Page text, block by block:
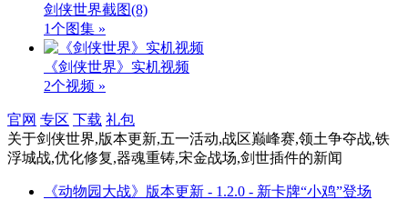
剑侠世界截图(8)
1个图集 »
《剑侠世界》实机视频
2个视频 »
官网 专区 下载 礼包
关于剑侠世界,版本更新,五一活动,战区巅峰赛,领土争夺战,铁
浮城战,优化修复,器魂重铸,宋金战场,剑世插件的新闻
《动物园大战》版本更新 - 1.2.0 - 新卡牌“小鸡”登场